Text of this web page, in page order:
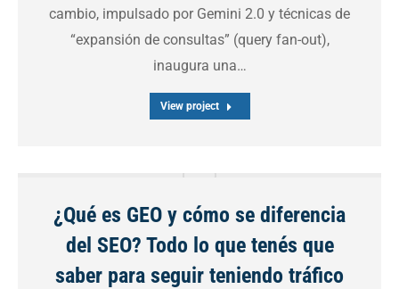
cambio, impulsado por Gemini 2.0 y técnicas de
“expansión de consultas” (query fan-out),
inaugura una…
View project
¿Qué es GEO y cómo se diferencia
del SEO? Todo lo que tenés que
saber para seguir teniendo tráfico